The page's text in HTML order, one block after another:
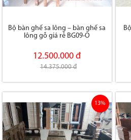
Bộ bàn ghế sa lông – bàn ghế sa
lông gỗ giá rẻ BG09-O
12.500.000 đ
14.375.000 đ
13%